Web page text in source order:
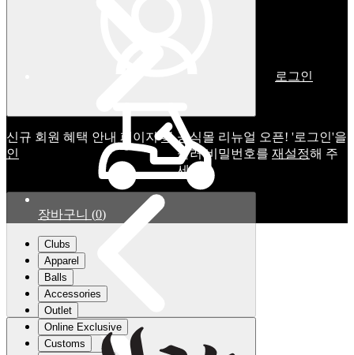
신규 회원 혜택 안내 페이지확
인
공식몰 리뉴얼 오픈! '로그인'을
눌러 비밀번호를 재설정해 주
세요.
로그인
장바구니 (0)
Clubs
Apparel
Balls
Accessories
Outlet
Online Exclusive
Customs